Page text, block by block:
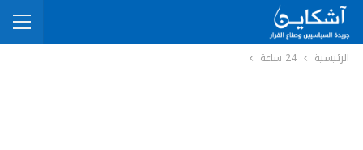
الرئيسية 24 ساعة